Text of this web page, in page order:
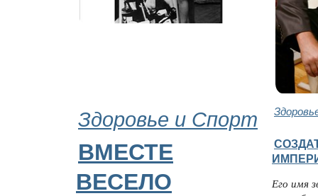
Здоровье и Спорт
ВМЕСТЕ
ВЕСЕЛО
Его имя